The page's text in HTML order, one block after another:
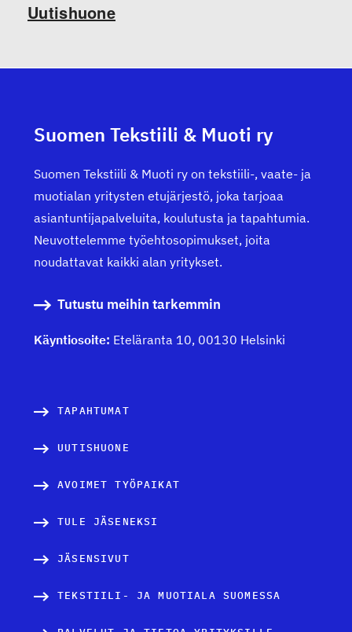
Uutishuone
Suomen Tekstiili & Muoti ry
Suomen Tekstiili & Muoti ry on tekstiili-, vaate- ja
muotialan yritysten etujärjestö, joka tarjoaa
asiantuntijapalveluita, koulutusta ja tapahtumia.
Neuvottelemme työehtosopimukset, joita
noudattavat kaikki alan yritykset.
Tutustu meihin tarkemmin
Käyntiosoite: Eteläranta 10, 00130 Helsinki
TAPAHTUMAT
UUTISHUONE
AVOIMET TYÖPAIKAT
TULE JÄSENEKSI
JÄSENSIVUT
TEKSTIILI- JA MUOTIALA SUOMESSA